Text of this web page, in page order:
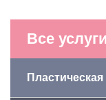
Все